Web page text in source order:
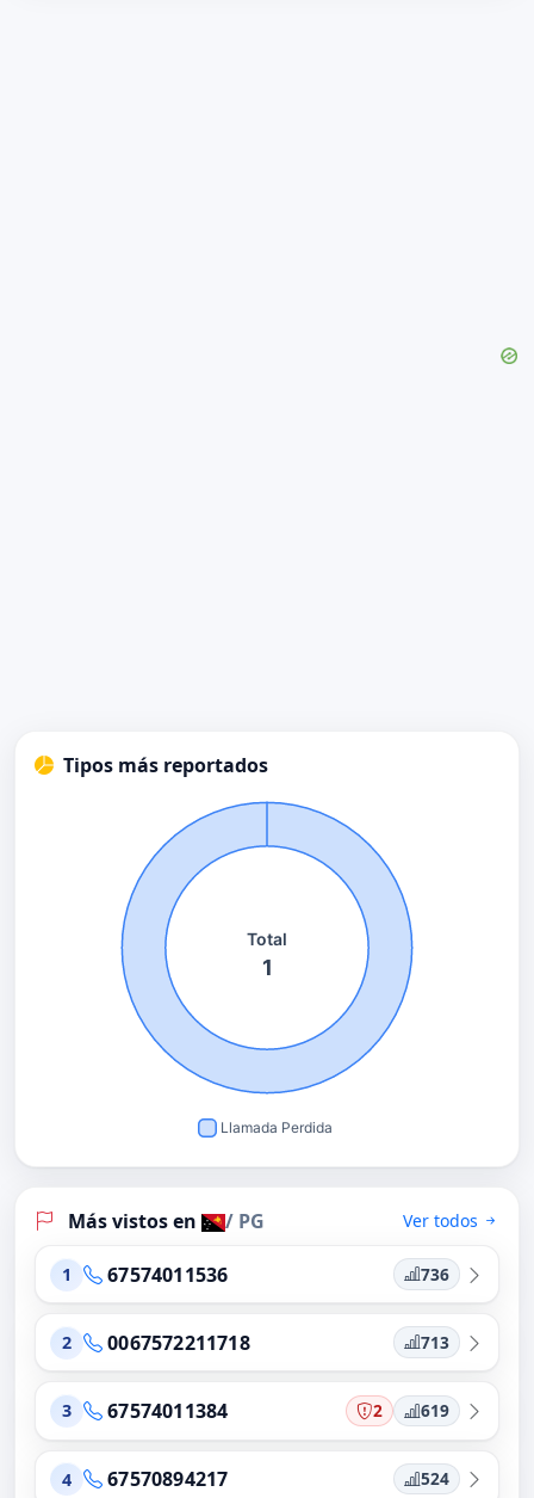
Tipos más reportados
Más vistos en / PG Ver todos
1 67574011536 736
2 0067572211718 713
3 67574011384 2 619
4 67570894217 524